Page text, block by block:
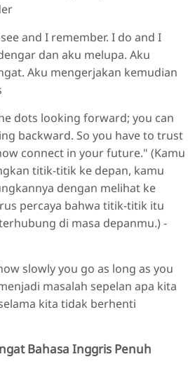
and I remember. I do and I
dan aku melupa. Aku
Aku mengerjakan kemudian
dots looking forward; you can
backward. So you have to trust
connect in your future." (Kamu
titik-titik ke depan, kamu
dengan melihat ke
percaya bahwa titik-titik itu
di masa depanmu.) -
slowly you go as long as you
masalah sepelan apa kita
kita tidak berhenti
Bahasa Inggris Penuh